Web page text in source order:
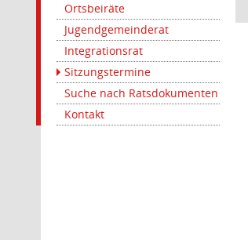
Ortsbeiräte
Jugendgemeinderat
Integrationsrat
Sitzungstermine
Suche nach Ratsdokumenten
Kontakt